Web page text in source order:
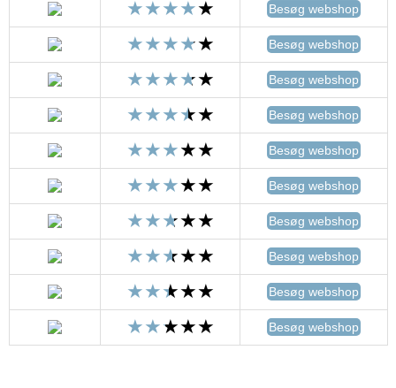
Besøg webshop
Besøg webshop
Besøg webshop
Besøg webshop
Besøg webshop
Besøg webshop
Besøg webshop
Besøg webshop
Besøg webshop
Besøg webshop